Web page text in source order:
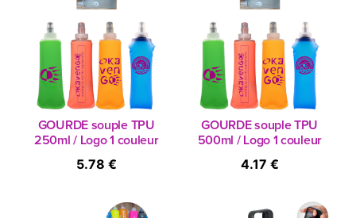
GOURDE souple TPU
250ml / Logo 1 couleur
5.78 €
GOURDE souple TPU
500ml / Logo 1 couleur
4.17 €